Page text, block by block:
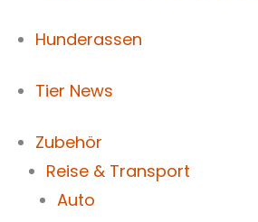
Hunderassen
Tier News
Zubehör
Reise & Transport
Auto